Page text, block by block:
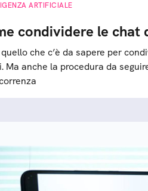
ARTIFICIALE
condividere le chat
che c’è da sapere per
Ma anche la procedura da